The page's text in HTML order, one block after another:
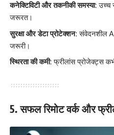
कनेक्टिविटी और तकनीकी समस्या: उच्च
जरूरत।
सुरक्षा और डेटा प्रोटेक्शन: संवेदनशील
जरूरी।
स्थिरता की कमी: फ्रीलांस प्रोजेक्ट्स
5. सफल रिमोट वर्क और